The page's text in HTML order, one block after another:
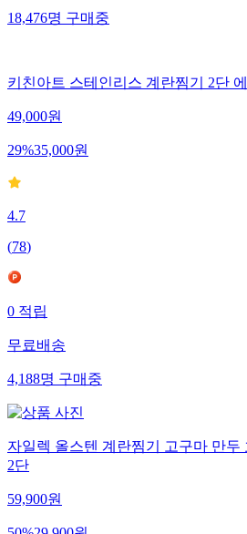
18,476명 구매중
키친아트 스테인리스 계란찜기 2단
49,000원
29%35,000원
4.7
(78)
0 적립
무료배송
4,188명 구매중
자일렉 올스텐 계란찜기 고구마 만두
2단
59,900원